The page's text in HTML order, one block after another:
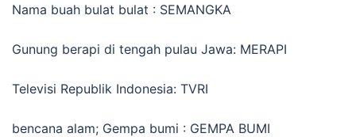
Nama buah bulat bulat : SEMANGKA
Gunung berapi di tengah pulau Jawa: MERAPI
Televisi Republik Indonesia: TVRI
bencana alam; Gempa bumi : GEMPA BUMI